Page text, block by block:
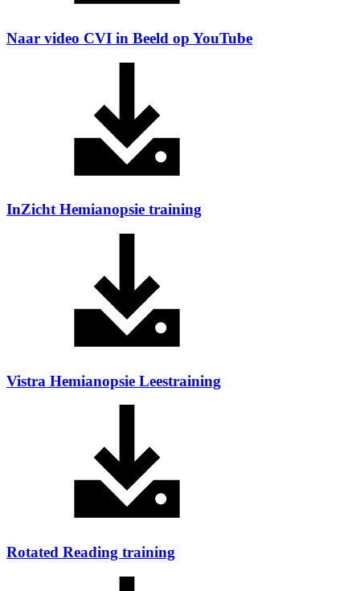
Naar video CVI in Beeld op YouTube
InZicht Hemianopsie training
Vistra Hemianopsie Leestraining
Rotated Reading training